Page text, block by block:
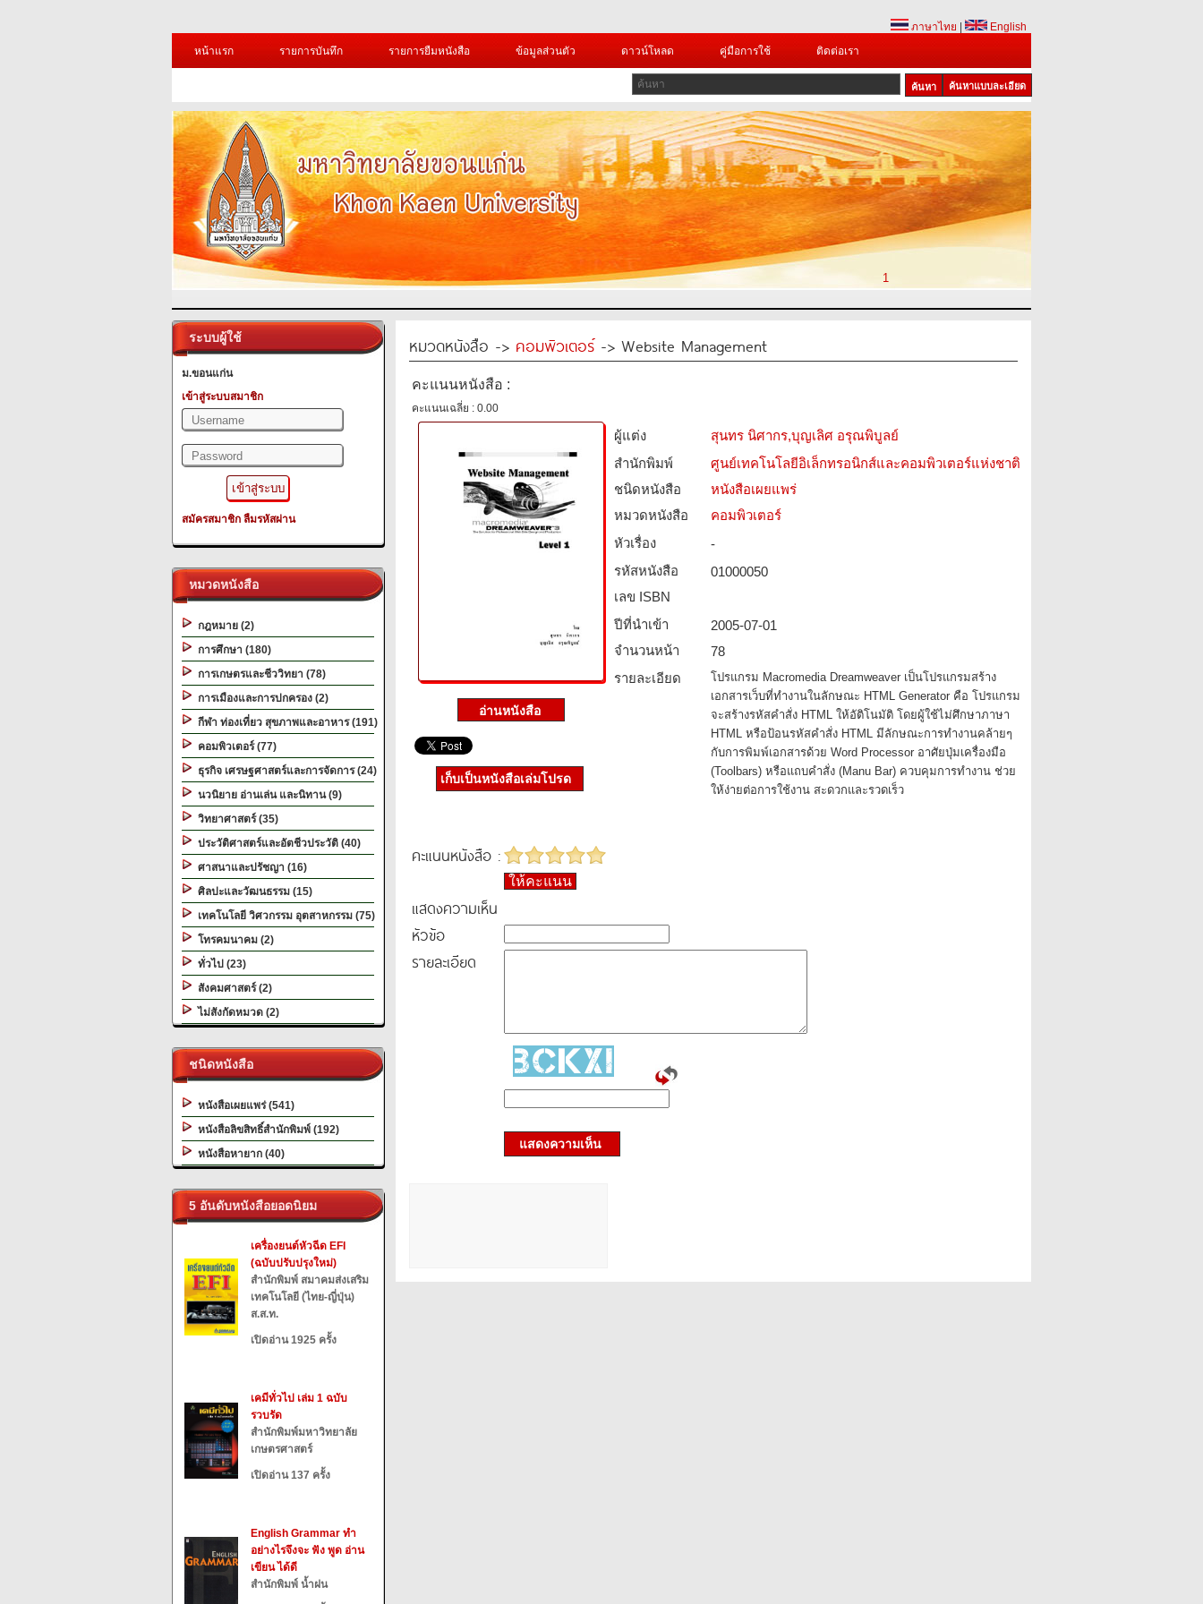
ภาษาไทย
English
หน้าแรก
รายการบันทึก รายการยืมหนังสือ ข้อมูลส่วนตัว ดาวน์โหลด คู่มือการใช้ ติดต่อเรา
ค้นหาแบบละเอียด
1
ระบบผู้ใช้
ม.ขอนแก่น
เข้าสู่ระบบสมาชิก
สมัครสมาชิก ลืมรหัสผ่าน
หมวดหนังสือ
กฎหมาย (2)
การศึกษา (180)
การเกษตรและชีววิทยา (78)
การเมืองและการปกครอง (2)
กีฬา ท่องเที่ยว สุขภาพและอาหาร (191)
คอมพิวเตอร์ (77)
ธุรกิจ เศรษฐศาสตร์และการจัดการ (24)
นวนิยาย อ่านเล่น และนิทาน (9)
วิทยาศาสตร์ (35)
ประวัติศาสตร์และอัตชีวประวัติ (40)
ศาสนาและปรัชญา (16)
ศิลปะและวัฒนธรรม (15)
เทคโนโลยี วิศวกรรม อุตสาหกรรม (75)
โทรคมนาคม (2)
ทั่วไป (23)
สังคมศาสตร์ (2)
ไม่สังกัดหมวด (2)
ชนิดหนังสือ
หนังสือเผยแพร่ (541)
หนังสือลิขสิทธิ์สำนักพิมพ์ (192)
หนังสือหายาก (40)
5 อันดับหนังสือยอดนิยม
เครื่องยนต์หัวฉีด EFI
(ฉบับปรับปรุงใหม่)
สำนักพิมพ์ สมาคมส่งเสริม
เทคโนโลยี (ไทย-ญี่ปุ่น)
ส.ส.ท.
เปิดอ่าน 1925 ครั้ง
เคมีทั่วไป เล่ม 1 ฉบับ
รวบรัด
สำนักพิมพ์มหาวิทยาลัย
เกษตรศาสตร์
เปิดอ่าน 137 ครั้ง
English Grammar ทำ
อย่างไรจึงจะ ฟัง พูด อ่าน
เขียน ได้ดี
สำนักพิมพ์ น้ำฝน
หมวดหนังสือ -> คอมพิวเตอร์-> Website Management
คะแนนหนังสือ :
คะแนนเฉลี่ย : 0.00
ผู้แต่ง
สุนทร นิศากร,บุญเลิศ อรุณพิบูลย์
สำนักพิมพ์
ศูนย์เทคโนโลยีอิเล็กทรอนิกส์และคอมพิวเตอร์แห่งชาติ
ชนิดหนังสือ­
หนังสือเผยแพร่
หมวดหนังสือ­
คอมพิวเตอร์
หัวเรื่อง
-
รหัสหนังสือ­
01000050
เลข ISBN
ปีที่นำเข้า
2005-07-01
จำนวนหน้า
78
รายละเอียด
โปรแกรม Macromedia Dreamweaver เป็นโปรแกรมสร้าง
เอกสารเว็บที่ทำงานในลักษณะ HTML Generator คือ โปรแกรม
จะสร้างรหัสคำสั่ง HTML ให้อัติโนมัติ โดยผู้ใช้ไม่ศึกษาภาษา
HTML หรือป้อนรหัสคำสั่ง HTML มีลักษณะการทำงานคล้ายๆ
กับการพิมพ์เอกสารด้วย Word Processor อาศัยปุ่มเครื่องมือ
(Toolbars) หรือแถบคำสั่ง (Manu Bar) ควบคุมการทำงาน ช่วย
ให้ง่ายต่อการใช้งาน สะดวกและรวดเร็ว
เก็บเป็นหนังสือเล่มโปรด
คะแนนหนังสือ :
ให้คะแนน
แสดงความเห็น
หัวข้อ
รายละเอียด
แสดงความเห็น